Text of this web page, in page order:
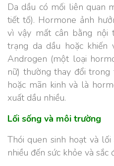
Da dầu có mối liên quan
tiết tố). Hormone ảnh
vì vậy mất cân bằng
trạng da dầu hoặc khiến
Androgen (một loại
nữ) thường thay đổi
hoặc mãn kinh và là
xuất dầu nhiều.
Lối sống và môi trường
Thói quen sinh hoạt và
nhiều đến sức khỏe và sắc